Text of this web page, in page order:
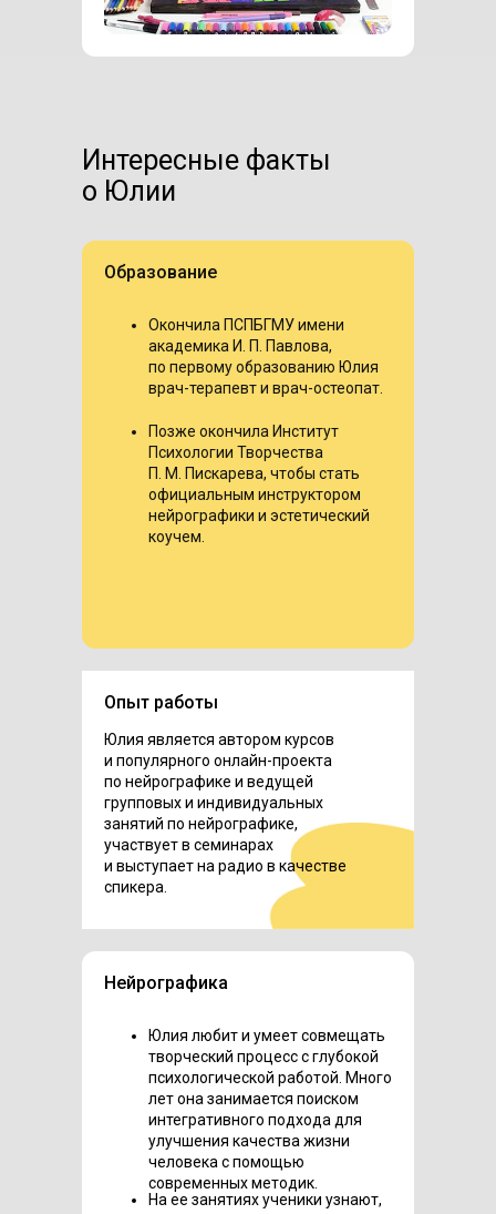
Интересные факты
о Юлии
Юлия является автором курсов
и популярного онлайн-проекта
по нейрографике и ведущей
групповых и индивидуальных
занятий по нейрографике,
участвует в семинарах
и выступает на радио в качестве
спикера.
Опыт работы
Юлия любит и умеет совмещать
творческий процесс с глубокой
психологической работой. Много
лет она занимается поиском
интегративного подхода для
улучшения качества жизни
человека с помощью
современных методик.
На ее занятиях ученики узнают,
Нейрографика
Окончила ПСПБГМУ имени
академика И. П. Павлова,
по первому образованию Юлия
врач-терапевт и врач-остеопат.
Позже окончила Институт
Психологии Творчества
П. М. Пискарева, чтобы стать
официальным инструктором
нейрографики и эстетический
коучем.
Образование